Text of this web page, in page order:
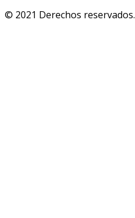
© 2021 Derechos reservados.